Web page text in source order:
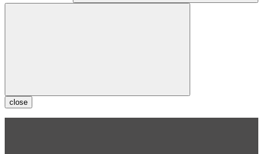
close